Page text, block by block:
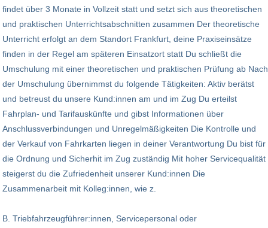
findet über 3 Monate in Vollzeit statt und setzt sich aus theoretischen
und praktischen Unterrichtsabschnitten zusammen Der theoretische
Unterricht erfolgt an dem Standort Frankfurt, deine Praxiseinsätze
finden in der Regel am späteren Einsatzort statt Du schließt die
Umschulung mit einer theoretischen und praktischen Prüfung ab Nach
der Umschulung übernimmst du folgende Tätigkeiten: Aktiv berätst
und betreust du unsere Kund:innen am und im Zug Du erteilst
Fahrplan- und Tarifauskünfte und gibst Informationen über
Anschlussverbindungen und Unregelmäßigkeiten Die Kontrolle und
der Verkauf von Fahrkarten liegen in deiner Verantwortung Du bist für
die Ordnung und Sicherhit im Zug zuständig Mit hoher Servicequalität
steigerst du die Zufriedenheit unserer Kund:innen Die
Zusammenarbeit mit Kolleg:innen, wie z.
B. Triebfahrzeugführer:innen, Servicepersonal oder